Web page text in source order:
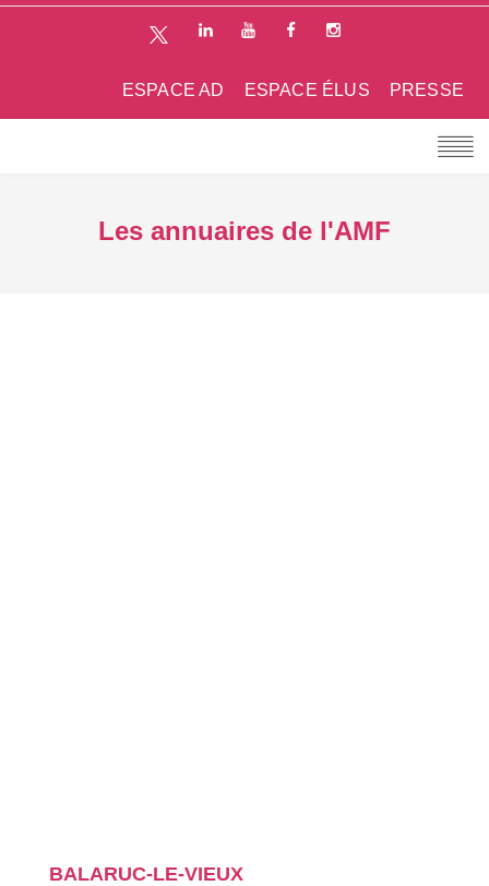
PRESSE
ESPACE ÉLUS
ESPACE AD
Les annuaires de l'AMF
BALARUC-LE-VIEUX